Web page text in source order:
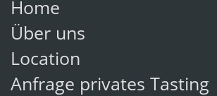
Home
Über uns
Location
Anfrage privates Tasting